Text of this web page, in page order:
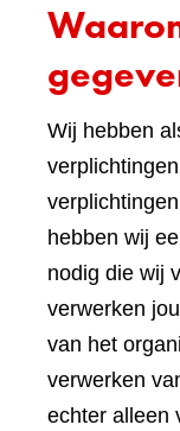
Wij hebben
hebben wij
nodig die wij
verwerken
van het
verwerken
echter alleen